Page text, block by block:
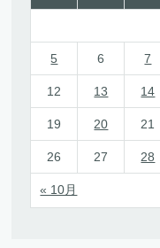
« 10月
5 6 7
12 13 14
19 20 21
26 27 28